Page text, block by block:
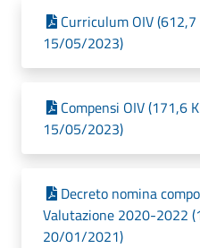
Curriculum OIV
15/05/2023)
Compensi OIV (171,6
15/05/2023)
Decreto nomina
Valutazione 2020-2022
20/01/2021)